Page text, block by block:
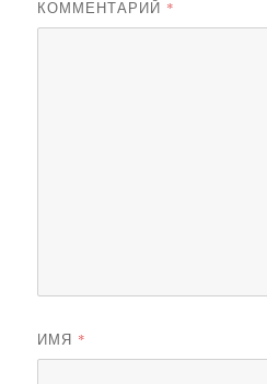
КОММЕНТАРИЙ *
ИМЯ *